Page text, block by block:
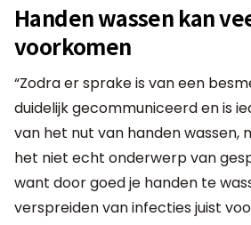
Handen wassen kan
voorkomen
“Zodra er sprake is van een
duidelijk gecommuniceerd en is
van het nut van handen wassen,
het niet echt onderwerp van
want door goed je handen te
verspreiden van infecties juist